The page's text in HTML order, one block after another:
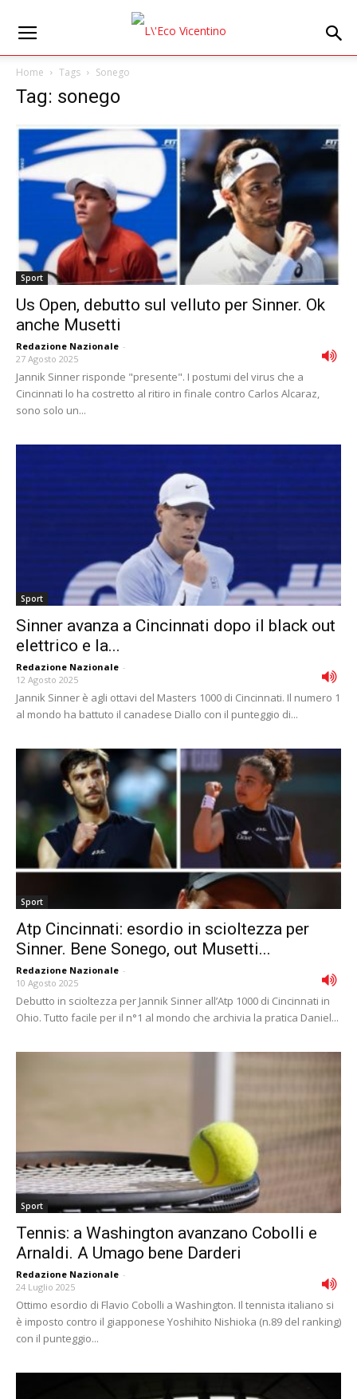
Home Tags Sonego
Tag: sonego
Sport
Us Open, debutto sul velluto per Sinner. Ok
anche Musetti
Redazione Nazionale -
27 Agosto 2025
Jannik Sinner risponde "presente". I postumi del virus che a
Cincinnati lo ha costretto al ritiro in finale contro Carlos Alcaraz,
sono solo un...
Sport
Sinner avanza a Cincinnati dopo il black out
elettrico e la...
Redazione Nazionale -
12 Agosto 2025
Jannik Sinner è agli ottavi del Masters 1000 di Cincinnati. Il numero 1
al mondo ha battuto il canadese Diallo con il punteggio di...
Sport
Atp Cincinnati: esordio in scioltezza per
Sinner. Bene Sonego, out Musetti...
Redazione Nazionale -
10 Agosto 2025
Debutto in scioltezza per Jannik Sinner all’Atp 1000 di Cincinnati in
Ohio. Tutto facile per il n°1 al mondo che archivia la pratica Daniel...
Sport
Tennis: a Washington avanzano Cobolli e
Arnaldi. A Umago bene Darderi
Redazione Nazionale -
24 Luglio 2025
Ottimo esordio di Flavio Cobolli a Washington. Il tennista italiano si
è imposto contro il giapponese Yoshihito Nishioka (n.89 del ranking)
con il punteggio...